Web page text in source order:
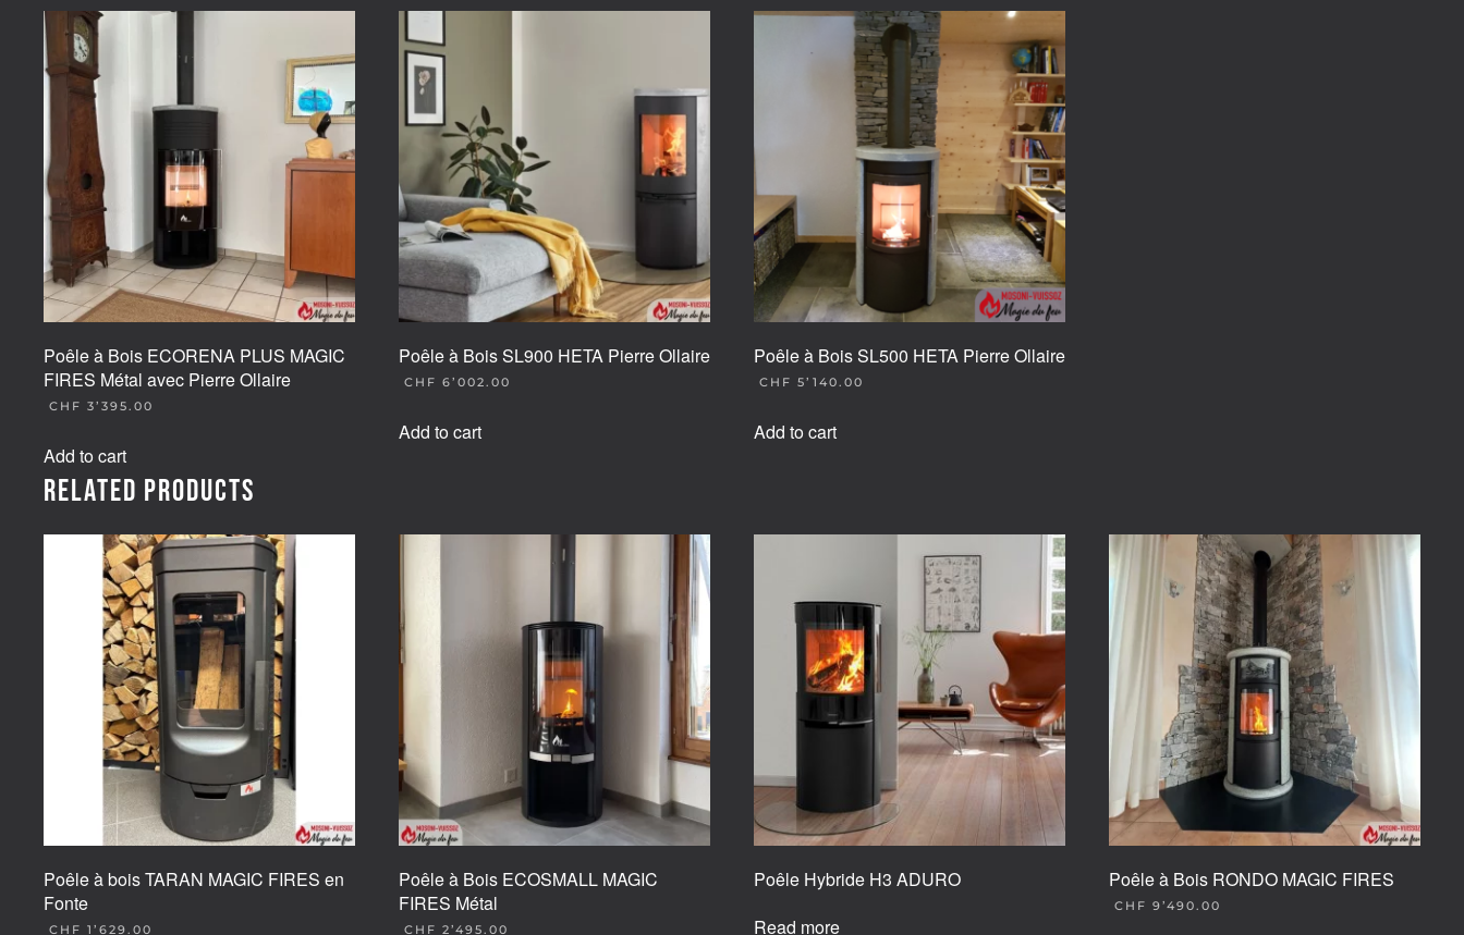
Poêle à Bois ECORENA PLUS MAGIC
FIRES Métal avec Pierre Ollaire
CHF 3’395.00
Add to cart
Poêle à Bois SL900 HETA Pierre Ollaire
CHF 6’002.00
Add to cart
Poêle à Bois SL500 HETA Pierre Ollaire
CHF 5’140.00
Add to cart
Related products
Poêle à bois TARAN MAGIC FIRES en
Fonte
CHF 1’629.00
Poêle à Bois ECOSMALL MAGIC
FIRES Métal
CHF 2’495.00
Poêle Hybride H3 ADURO
Read more
Poêle à Bois RONDO MAGIC FIRES
CHF 9’490.00